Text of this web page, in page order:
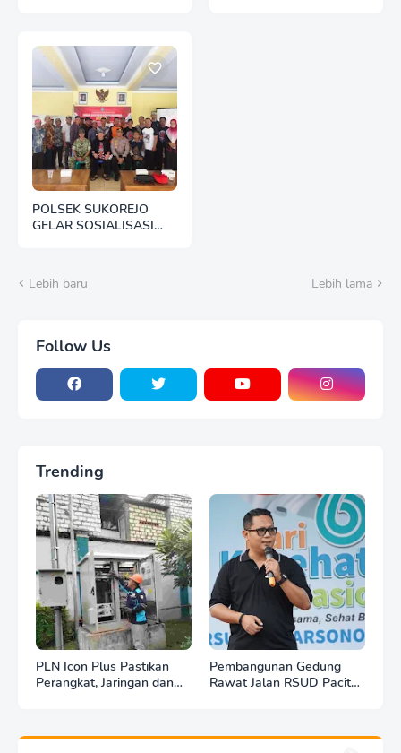
POLSEK SUKOREJO
GELAR SOSIALISASI
Lebih baru Lebih lama
Follow Us
Trending
PLN Icon Plus Pastikan
Perangkat, Jaringan dan
Pembangunan Gedung
Rawat Jalan RSUD Pacitan